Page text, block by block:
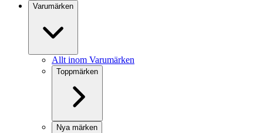
Varumärken
Allt inom Varumärken
Toppmärken
Nya märken